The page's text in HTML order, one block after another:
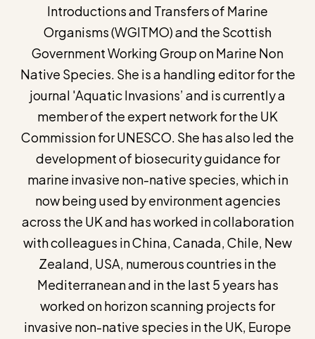
Introductions and Transfers of Marine
Organisms (WGITMO) and the Scottish
Government Working Group on Marine Non
Native Species. She is a handling editor for the
journal 'Aquatic Invasions’ and is currently a
member of the expert network for the UK
Commission for UNESCO. She has also led the
development of biosecurity guidance for
marine invasive non-native species, which in
now being used by environment agencies
across the UK and has worked in collaboration
with colleagues in China, Canada, Chile, New
Zealand, USA, numerous countries in the
Mediterranean and in the last 5 years has
worked on horizon scanning projects for
invasive non-native species in the UK, Europe